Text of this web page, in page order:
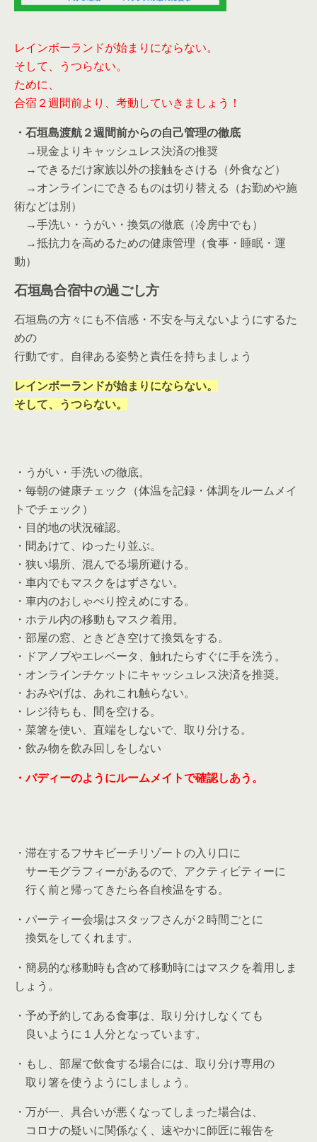
レインボーランドが始まりにならない。
そして、うつらない。
ために、
合宿２週間前より、考動していきましょう！
・石垣島渡航２週間前からの自己管理の徹底
→現金よりキャッシュレス決済の推奨
→できるだけ家族以外の接触をさける（外食など）
→オンラインにできるものは切り替える（お勤めや施
術などは別）
→手洗い・うがい・換気の徹底（冷房中でも）
→抵抗力を高めるための健康管理（食事・睡眠・運
動）
石垣島合宿中の過ごし方
石垣島の方々にも不信感・不安を与えないようにするた
めの
行動です。自律ある姿勢と責任を持ちましょう
レインボーランドが始まりにならない。
そして、うつらない。
・うがい・手洗いの徹底。
・毎朝の健康チェック（体温を記録・体調をルームメイ
トでチェック）
・目的地の状況確認。
・間あけて、ゆったり並ぶ。
・狭い場所、混んでる場所避ける。
・車内でもマスクをはずさない。
・車内のおしゃべり控えめにする。
・ホテル内の移動もマスク着用。
・部屋の窓、ときどき空けて換気をする。
・ドアノブやエレベータ、触れたらすぐに手を洗う。
・オンラインチケットにキャッシュレス決済を推奨。
・おみやげは、あれこれ触らない。
・レジ待ちも、間を空ける。
・菜箸を使い、直端をしないで、取り分ける。
・飲み物を飲み回しをしない
・バディーのようにルームメイトで確認しあう。
・滞在するフサキビーチリゾートの入り口に
サーモグラフィーがあるので、アクティビティーに
行く前と帰ってきたら各自検温をする。
・パーティー会場はスタッフさんが２時間ごとに
換気をしてくれます。
・簡易的な移動時も含めて移動時にはマスクを着用しま
しょう。
・予め予約してある食事は、取り分けしなくても
良いように１人分となっています。
・もし、部屋で飲食する場合には、取り分け専用の
取り箸を使うようにしましょう。
・万が一、具合いが悪くなってしまった場合は、
コロナの疑いに関係なく、速やかに師匠に報告を